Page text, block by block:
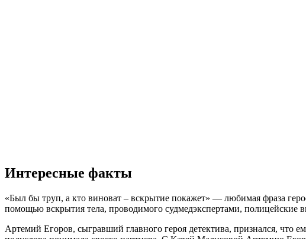
Интересные факты
«Был бы труп, а кто виноват – вскрытие покажет» — любимая фраза
помощью вскрытия тела, проводимого судмедэкспертами, полицейские
Артемий Егоров, сыгравший главного героя детектива, признался,